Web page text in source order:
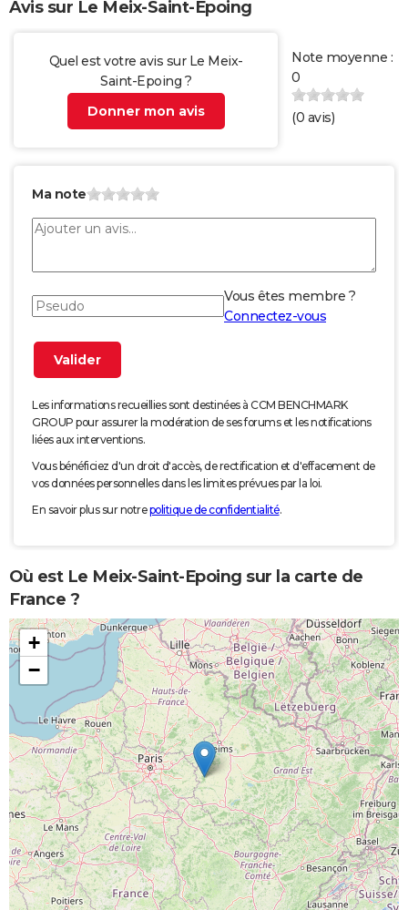
Avis sur Le Meix-Saint-Epoing
Quel est votre avis sur Le Meix-
Saint-Epoing ?
Donner mon avis
Note moyenne :
0
(0 avis)
Ma note
Vous êtes membre ?
Connectez-vous
Les informations recueillies sont destinées à CCM BENCHMARK
GROUP pour assurer la modération de ses forums et les notifications
liées aux interventions.
Vous bénéficiez d'un droit d'accès, de rectification et d'effacement de
vos données personnelles dans les limites prévues par la loi.
En savoir plus sur notrepolitique de confidentialité.
Où est Le Meix-Saint-Epoing sur la carte de
France ?
+
−